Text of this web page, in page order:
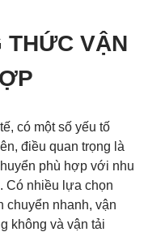
THỨC VẬN
có một số yếu tố
điều quan trọng là
phù hợp với nhu
Có nhiều lựa chọn
chuyển nhanh, vận
không và vận tải